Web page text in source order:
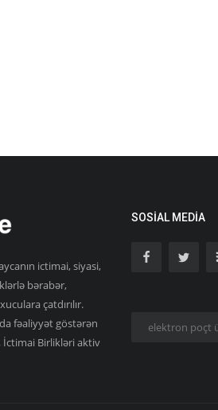
ictimai, siyasi,
bərabər,
çatdırılır.
fəaliyyət göstərən
İctimai Birlikləri aktiv
SOSIAL MEDIA